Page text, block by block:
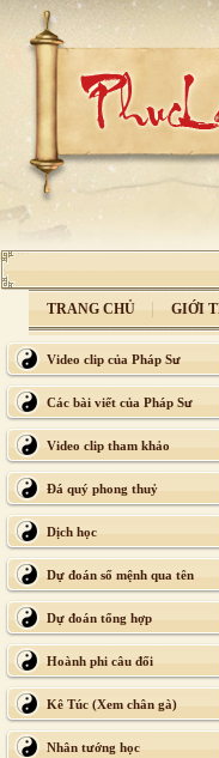
TRANG CHỦ GIỚI
Video clip của Pháp Sư
Các bài viết của Pháp Sư
Video clip tham khảo
Đá quý phong thuỷ
Dịch học
Dự đoán số mệnh qua tên
Dự đoán tổng hợp
Hoành phi câu đối
Kê Túc (Xem chân gà)
Nhân tướng học